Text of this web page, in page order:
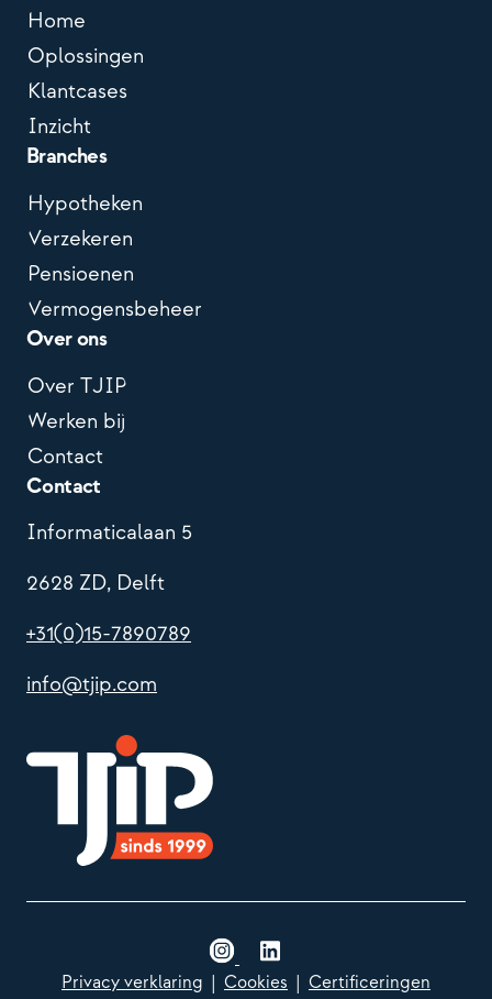
Home
Oplossingen
Klantcases
Inzicht
Branches
Hypotheken
Verzekeren
Pensioenen
Vermogensbeheer
Over ons
Over TJIP
Werken bij
Contact
Contact
Informaticalaan 5
2628 ZD, Delft
+31(0)15-7890789
info@tjip.com
Privacy verklaring Cookies Certificeringen